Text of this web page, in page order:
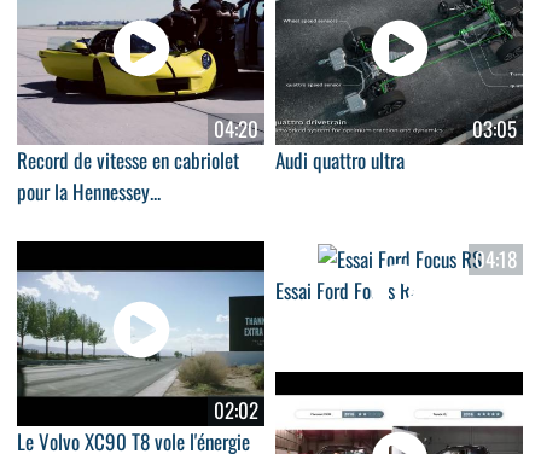
04:20
Record de vitesse en cabriolet
pour la Hennessey...
03:05
Audi quattro ultra
02:02
Le Volvo XC90 T8 vole l'énergie
04:18
Essai Ford Focus RS